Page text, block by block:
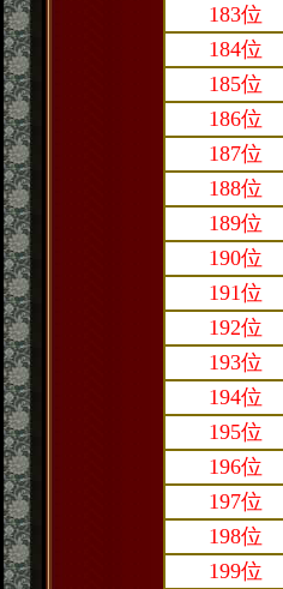
183位
184位
185位
186位
187位
188位
189位
190位
191位
192位
193位
194位
195位
196位
197位
198位
199位